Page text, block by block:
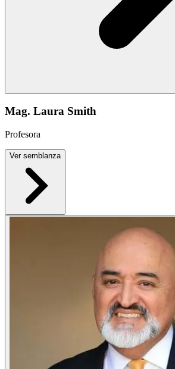
Mag. Laura Smith
Profesora
Ver semblanza